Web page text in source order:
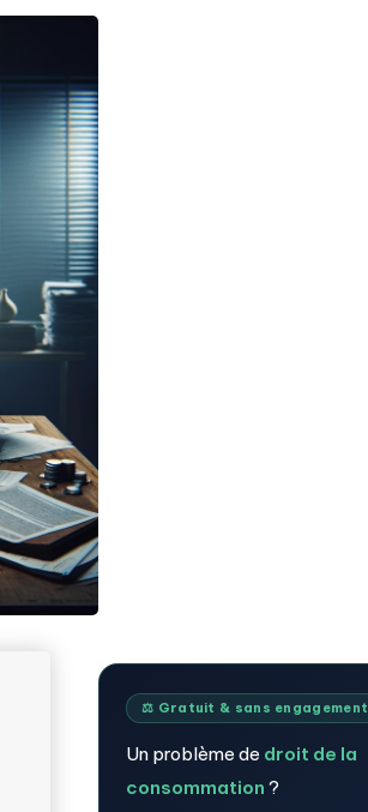
⚖️ Gratuit & sans engagement
Un problème de droit de la
consommation ?